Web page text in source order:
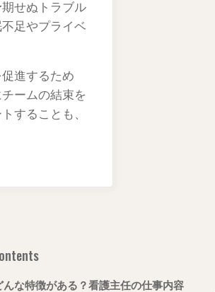
せぬトラブル
足やプライベ
進するため
ームの結束を
することも、
んな特徴がある？看護主任の仕事内容